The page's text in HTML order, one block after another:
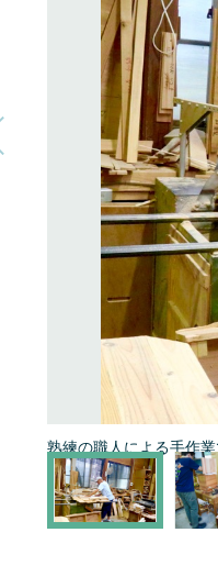
熟練の職人による手作